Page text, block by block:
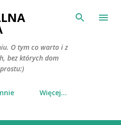
zawartości
O tym co warto i z
bez których dom
Więcej…